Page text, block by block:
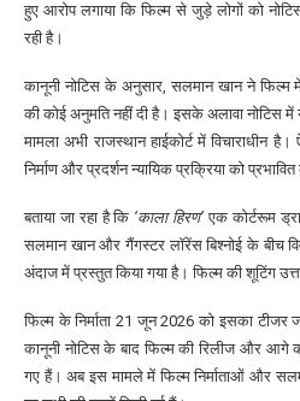
हुए आरोप लगाया कि फिल्म से जुड़े लोगों को
रही है।
कानूनी नोटिस के अनुसार, सलमान खान ने फिल्म
की कोई अनुमति नहीं दी है। इसके अलावा नोटिस में
मामला अभी राजस्थान हाईकोर्ट में विचाराधीन
निर्माण और प्रदर्शन न्यायिक प्रक्रिया को
बताया जा रहा है कि ‘काला हिरण’ एक कोर्टरूम
सलमान खान और गैंगस्टर लॉरेंस बिश्नोई के बीच
अंदाज में प्रस्तुत किया गया है। फिल्म की शूटिंग
फिल्म के निर्माता 21 जून 2026 को इसका टीजर
कानूनी नोटिस के बाद फिल्म की रिलीज और आगे
गए हैं। अब इस मामले में फिल्म निर्माताओं और